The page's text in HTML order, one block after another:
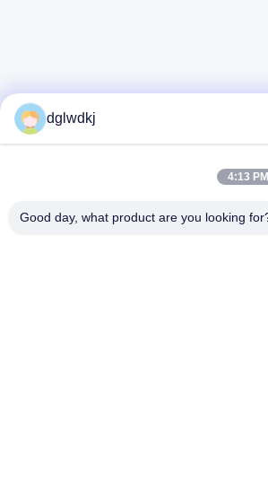
dglwdkj
4:13 PM
Good day, what product are you looking